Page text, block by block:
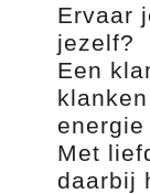
Ervaar
jezelf?
Een
Met
daarbij